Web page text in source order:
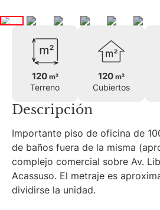
120 m²
Terreno
120 m²
Cubiertos
Descripción
Importante piso de oficina de
de baños fuera de la misma
complejo comercial sobre Av.
Acassuso. El metraje es
dividirse la unidad.